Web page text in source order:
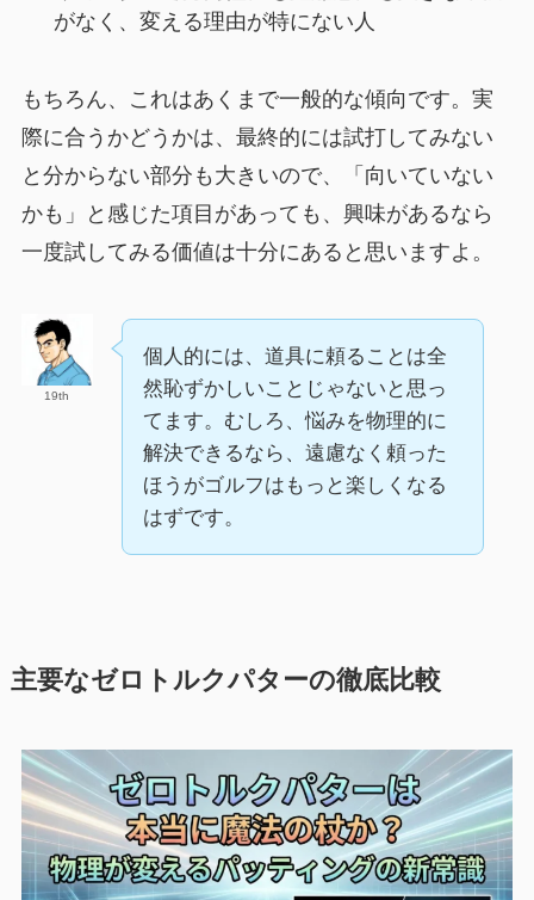
がなく、変える理由が特にない人
もちろん、これはあくまで一般的な傾向です。実
際に合うかどうかは、最終的には試打してみない
と分からない部分も大きいので、「向いていない
かも」と感じた項目があっても、興味があるなら
一度試してみる価値は十分にあると思いますよ。
19th
個人的には、道具に頼ることは全
然恥ずかしいことじゃないと思っ
てます。むしろ、悩みを物理的に
解決できるなら、遠慮なく頼った
ほうがゴルフはもっと楽しくなる
はずです。
主要なゼロトルクパターの徹底比較